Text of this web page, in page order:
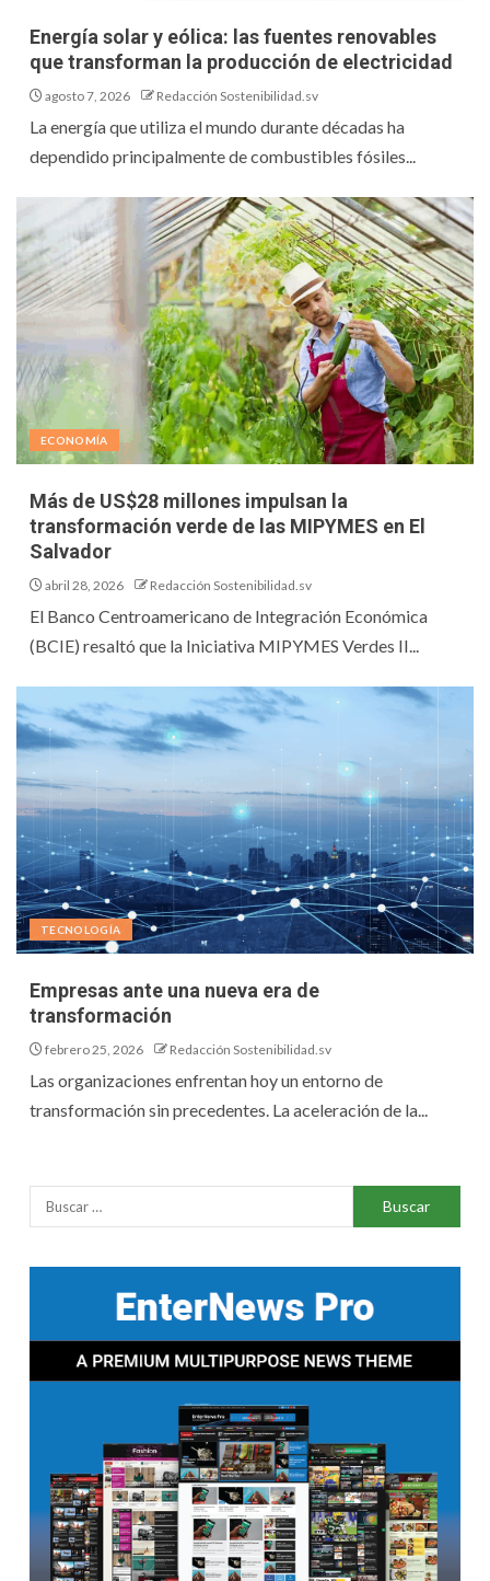
Energía solar y eólica: las fuentes renovables
que transforman la producción de electricidad
agosto 7, 2026 Redacción Sostenibilidad.sv
La energía que utiliza el mundo durante décadas ha
dependido principalmente de combustibles fósiles...
ECONOMÍA
Más de US$28 millones impulsan la
transformación verde de las MIPYMES en El
Salvador
abril 28, 2026 Redacción Sostenibilidad.sv
El Banco Centroamericano de Integración Económica
(BCIE) resaltó que la Iniciativa MIPYMES Verdes II...
TECNOLOGÍA
Empresas ante una nueva era de
transformación
febrero 25, 2026 Redacción Sostenibilidad.sv
Las organizaciones enfrentan hoy un entorno de
transformación sin precedentes. La aceleración de la...